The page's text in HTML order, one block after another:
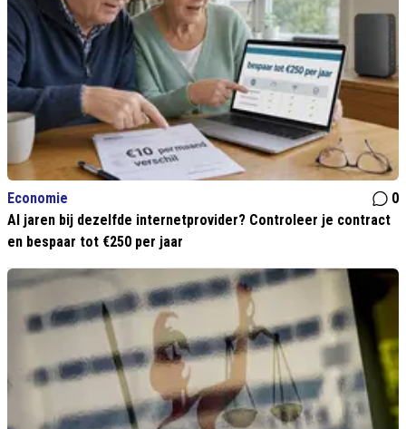
Economie
0
Al jaren bij dezelfde internetprovider? Controleer je contract
en bespaar tot €250 per jaar